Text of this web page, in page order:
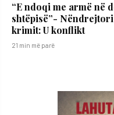
“E ndoqi me armë në
shtëpisë”-
krimit: U konflikt
21 min më parë